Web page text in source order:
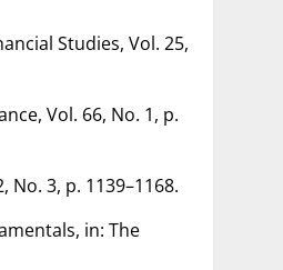
Studies, Vol. 25,
Vol. 66, No. 1, p.
3, p. 1139–1168.
in: The